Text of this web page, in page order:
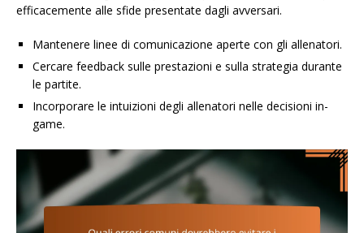
efficacemente alle sfide presentate dagli avversari.
Mantenere linee di comunicazione aperte con gli allenatori.
Cercare feedback sulle prestazioni e sulla strategia durante
le partite.
Incorporare le intuizioni degli allenatori nelle decisioni in-
game.